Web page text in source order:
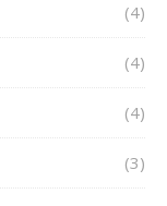
(4)
(4)
(4)
(3)